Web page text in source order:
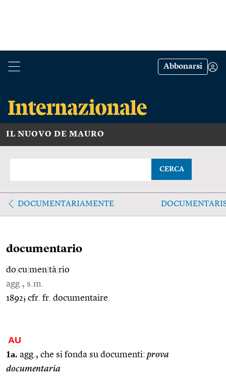
Abbonarsi
IL NUOVO DE MAURO
CERCA
DOCUMENTARIAMENTE
documentario
do cu men tà rio
agg., s.m.
1892; cfr. fr. documentaire.
AU
1a. agg., che si fonda su documenti: prova
documentaria